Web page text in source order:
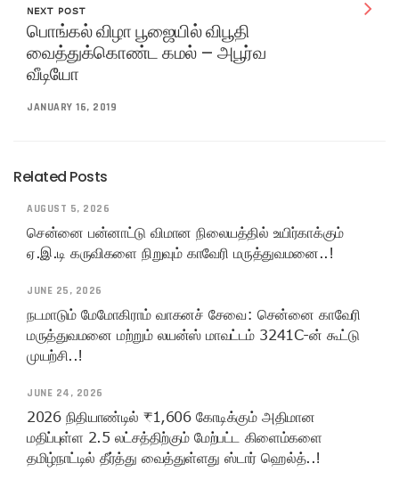
NEXT POST
பொங்கல் விழா பூஜையில் விபூதி
வைத்துக்கொண்ட கமல் – அபூர்வ
வீடியோ
JANUARY 16, 2019
Related Posts
AUGUST 5, 2026
சென்னை பன்னாட்டு விமான நிலையத்தில் உயிர்காக்கும்
ஏ.இ.டி கருவிகளை நிறுவும் காவேரி மருத்துவமனை..!
JUNE 25, 2026
நடமாடும் மேமோகிராம் வாகனச் சேவை: சென்னை காவேரி
மருத்துவமனை மற்றும் லயன்ஸ் மாவட்டம் 3241C-ன் கூட்டு
முயற்சி..!
JUNE 24, 2026
2026 நிதியாண்டில் ₹1,606 கோடிக்கும் அதிமான
மதிப்புள்ள 2.5 லட்சத்திற்கும் மேற்பட்ட கிளைம்களை
தமிழ்நாட்டில் தீர்த்து வைத்துள்ளது ஸ்டார் ஹெல்த்..!